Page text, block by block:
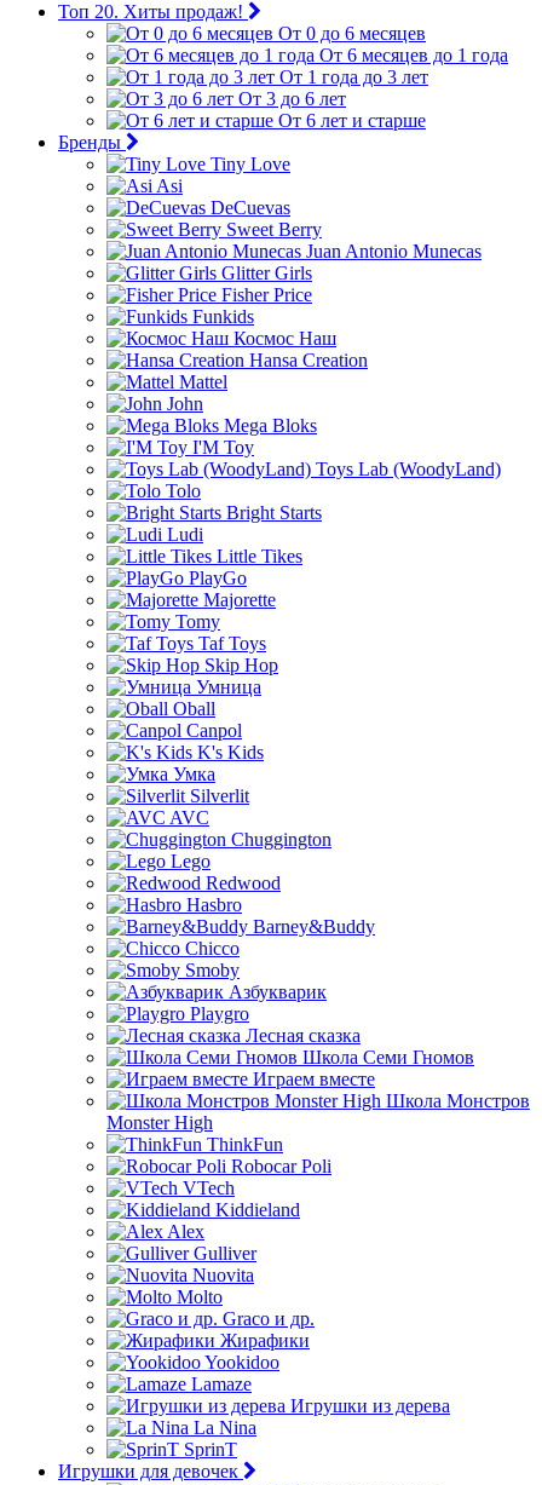
Топ 20. Хиты продаж!
От 0 до 6 месяцев
От 6 месяцев до 1 года
От 1 года до 3 лет
От 3 до 6 лет
От 6 лет и старше
Бренды
Tiny Love
Asi
DeCuevas
Sweet Berry
Juan Antonio Munecas
Glitter Girls
Fisher Price
Funkids
Космос Наш
Hansa Creation
Mattel
John
Mega Bloks
I'M Toy
Toys Lab (WoodyLand)
Tolo
Bright Starts
Ludi
Little Tikes
PlayGo
Majorette
Tomy
Taf Toys
Skip Hop
Умница
Oball
Canpol
K's Kids
Умка
Silverlit
AVC
Chuggington
Lego
Redwood
Hasbro
Barney&Buddy
Chicco
Smoby
Азбукварик
Playgro
Лесная сказка
Школа Семи Гномов
Играем вместе
Школа Монстров
Monster High
ThinkFun
Robocar Poli
VTech
Kiddieland
Alex
Gulliver
Nuovita
Molto
Graco и др.
Жирафики
Yookidoo
Lamaze
Игрушки из дерева
La Nina
SprinT
Игрушки для девочек